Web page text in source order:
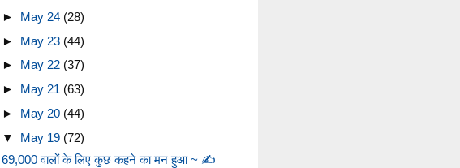
► May 24 (28)
► May 23 (44)
► May 22 (37)
► May 21 (63)
► May 20 (44)
▼ May 19 (72)
69,000 वालों के लिए कुछ कहने का मन हुआ ~ ✍️